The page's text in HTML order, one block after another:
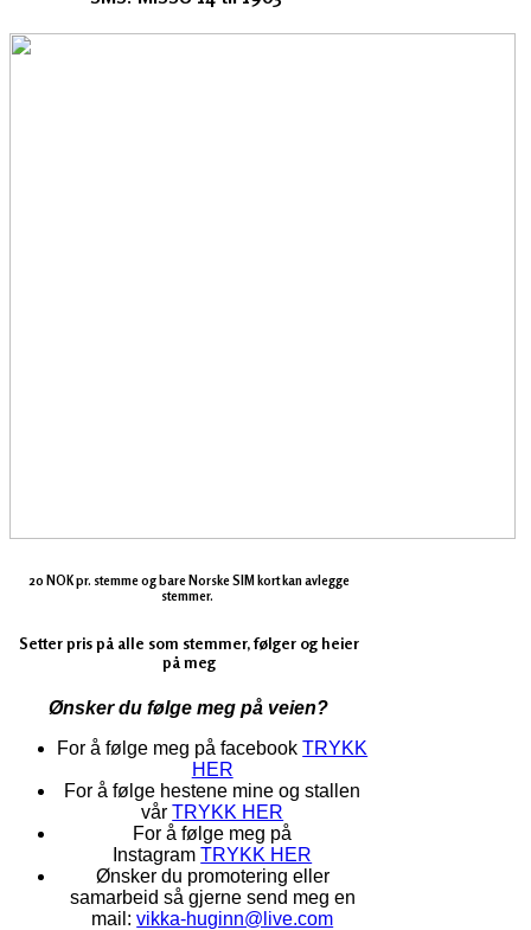
20 NOK pr. stemme og bare Norske SIM kort kan avlegge
stemmer.
Setter pris på alle som stemmer, følger og heier
på meg
Ønsker du følge meg på veien?
For å følge meg på facebookTRYKK
HER
For å følge hestene mine og stallen
vårTRYKK HER
For å følge meg på
InstagramTRYKK HER
Ønsker du promotering eller
samarbeid så gjerne send meg en
mail:vikka-huginn@live.com